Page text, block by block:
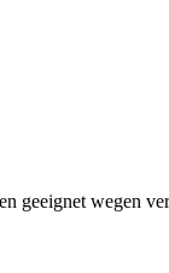
geeignet wegen